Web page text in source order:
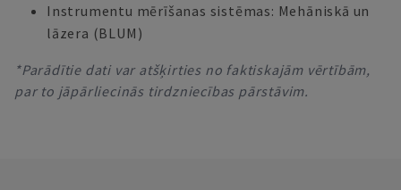
Instrumentu mērīšanas sistēmas: Mehāniskā un
lāzera (BLUM)
*Parādītie dati var atšķirties no faktiskajām vērtībām,
par to jāpārliecinās tirdzniecības pārstāvim.